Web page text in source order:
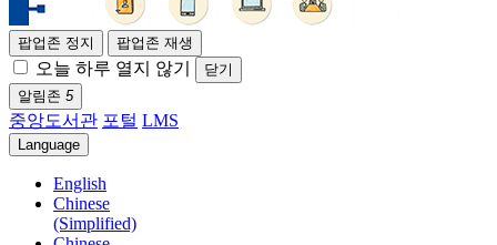
팝업존 정지 팝업존 재생
오늘 하루 열지 않기
닫기
알림존 5
중앙도서관 포털 LMS
Language
English
Chinese
(Simplified)